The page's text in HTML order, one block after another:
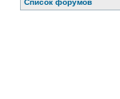
Список форумов